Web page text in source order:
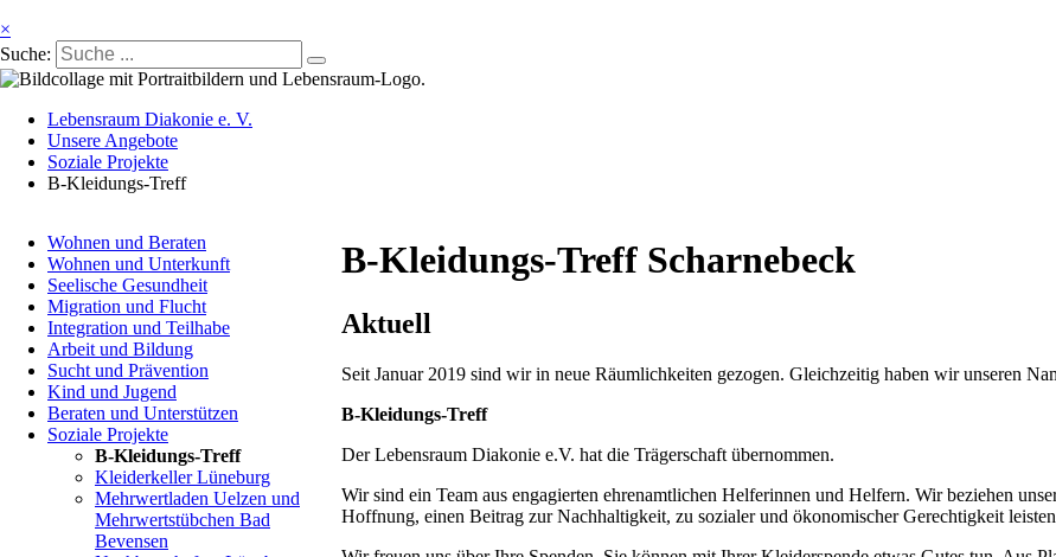
×
Suche:
Lebensraum Diakonie e. V.
Unsere Angebote
Soziale Projekte
B-Kleidungs-Treff
B-Kleidungs-Treff Scharnebeck
Aktuell
Seit Januar 2019 sind wir in neue Räumlichkeiten gezogen. Gleichzeitig haben wir unseren
B-Kleidungs-Treff
Der Lebensraum Diakonie e.V. hat die Trägerschaft übernommen.
Wir sind ein Team aus engagierten ehrenamtlichen Helferinnen und Helfern. Wir beziehen
Hoffnung, einen Beitrag zur Nachhaltigkeit, zu sozialer und ökonomischer Gerechtigkeit
überspringenWohnen und Beraten
Wohnen und Unterkunft
Seelische Gesundheit
Migration und Flucht
Integration und Teilhabe
Arbeit und Bildung
Sucht und Prävention
Kind und Jugend
Beraten und Unterstützen
Soziale Projekte
B-Kleidungs-Treff
Kleiderkeller Lüneburg
Mehrwertladen Uelzen und
Mehrwertstübchen Bad
Bevensen